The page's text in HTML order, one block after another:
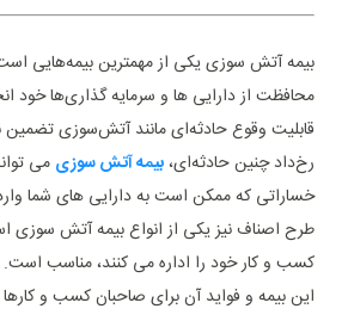
بیمه آتش سوزی یکی از مهمترین بیمه‌هایی
محافظت از دارایی‌ ها و سرمایه ‌گذاری‌ها خود
قابلیت وقوع حادثه‌ای مانند آتش‌سوزی
رخ‌داد چنین حادثه‌ای،بیمه آتش سوزی می
خساراتی که ممکن است به دارایی‌ های شما
طرح اصناف نیز یکی از انواع بیمه آتش سوزی
کسب و کار خود را اداره می ‌کنند، مناسب است.
این بیمه و فواید آن برای صاحبان کسب و